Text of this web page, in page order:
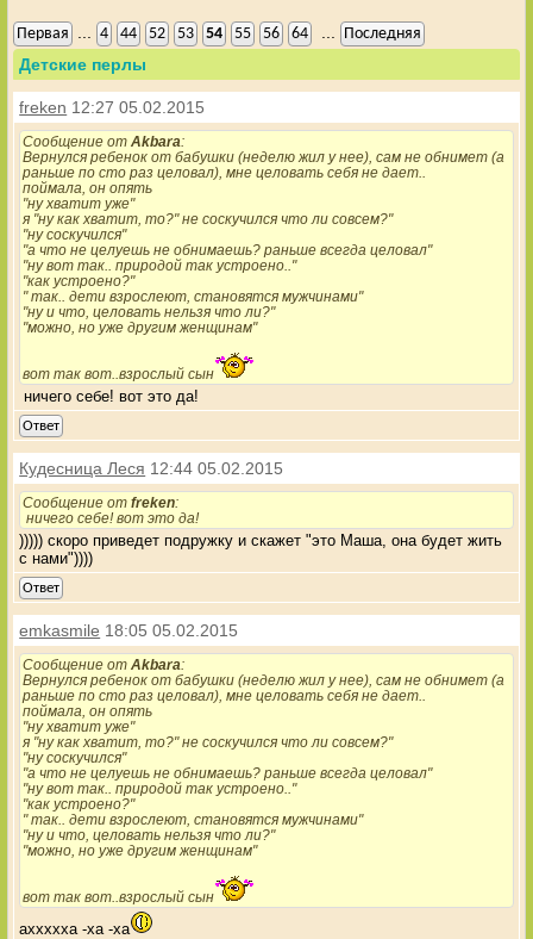
Первая 4 44 52 53 54 55 56 64 Последняя
Детские перлы
freken 12:27 05.02.2015
Сообщение от Akbara:
Вернулся ребенок от бабушки (неделю жил у нее), сам не обнимет (а
раньше по сто раз целовал), мне целовать себя не дает..
поймала, он опять
"ну хватит уже"
я "ну как хватит, то?" не соскучился что ли совсем?"
"ну соскучился"
"а что не целуешь не обнимаешь? раньше всегда целовал"
"ну вот так.. природой так устроено.."
"как устроено?"
" так.. дети взрослеют, становятся мужчинами"
"ну и что, целовать нельзя что ли?"
"можно, но уже другим женщинам"
вот так вот..взрослый сын
ничего себе! вот это да!
Ответ
Кудесница Леся 12:44 05.02.2015
Сообщение отfreken:
ничего себе! вот это да!
))))) скоро приведет подружку и скажет "это Маша, она будет жить
с нами"))))
Ответ
emkasmile 18:05 05.02.2015
Сообщение от Akbara:
Вернулся ребенок от бабушки (неделю жил у нее), сам не обнимет (а
раньше по сто раз целовал), мне целовать себя не дает..
поймала, он опять
"ну хватит уже"
я "ну как хватит, то?" не соскучился что ли совсем?"
"ну соскучился"
"а что не целуешь не обнимаешь? раньше всегда целовал"
"ну вот так.. природой так устроено.."
"как устроено?"
" так.. дети взрослеют, становятся мужчинами"
"ну и что, целовать нельзя что ли?"
"можно, но уже другим женщинам"
вот так вот..взрослый сын
аххххха -ха -ха